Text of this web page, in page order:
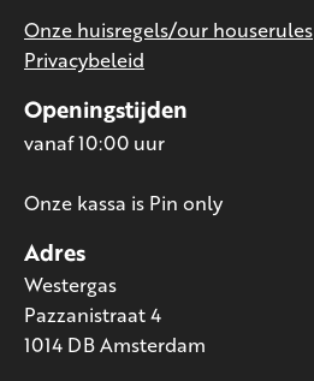
Adres
Westergas
Pazzanistraat 4
1014 DB Amsterdam
Openingstijden
vanaf 10:00 uur
Onze kassa is Pin only
Onze huisregels/our houserules
Privacybeleid